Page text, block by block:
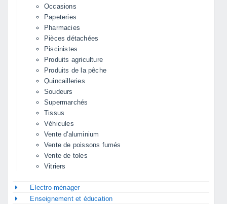
Occasions
Papeteries
Pharmacies
Pièces détachées
Piscinistes
Produits agriculture
Produits de la pêche
Quincailleries
Soudeurs
Supermarchés
Tissus
Véhicules
Vente d'aluminium
Vente de poissons fumés
Vente de toles
Vitriers
Electro-ménager
Enseignement et éducation